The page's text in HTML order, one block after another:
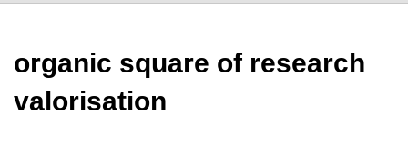
organic square of research
valorisation